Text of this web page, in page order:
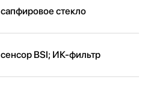
сапфировое стекло
cенсор BSI; ИК-фильтр